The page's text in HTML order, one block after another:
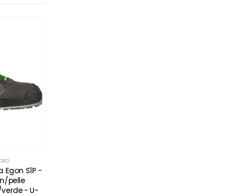
S1P -
pelle
- U-